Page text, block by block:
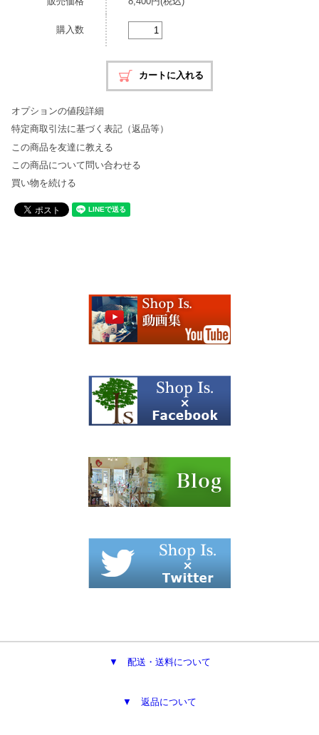
購入数
オプションの値段詳細
特定商取引法に基づく表記（返品等）
この商品を友達に教える
この商品について問い合わせる
買い物を続ける
▼ 配送・送料について
▼ 返品について